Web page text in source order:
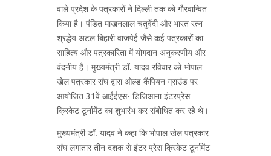
वाले प्रदेश के पत्रकारों ने दिल्ली तक को गौरवान्वित
किया है। पंडित माखनलाल चतुर्वेदी और भारत रत्न
श्रद्धेय अटल बिहारी वाजपेई जैसे कई पत्रकारों का
साहित्य और पत्रकारिता में योगदान अनुकरणीय और
वंदनीय है। मुख्यमंत्री डॉ. यादव रविवार को भोपाल
खेल पत्रकार संघ द्वारा ओल्ड कैंपियन ग्राउंड पर
आयोजित 31वें आईईएस- डिजिआना इंटरप्रेस
क्रिकेट टूर्नामेंट का शुभारंभ कर संबोधित कर रहे थे।
मुख्यमंत्री डॉ. यादव ने कहा कि भोपाल खेल पत्रकार
संघ लगातार तीन दशक से इंटर प्रेस क्रिकेट टूर्नामेंट